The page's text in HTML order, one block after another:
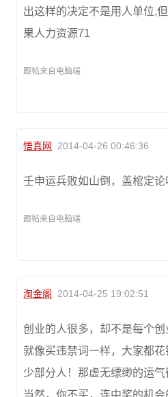
出这样的决定不是用人单位,
果人力资源71
跟帖来自电脑端
悟真网 2014-04-26 00:46:36
壬申运兵败如山倒，盖棺定论
跟帖来自电脑端
淘金阁 2014-04-25 19:02:51
创业的人很多，却不是每个创
就像买违禁词一样，大家都
少部分人！那虚无缥缈的运气